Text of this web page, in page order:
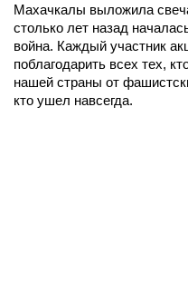
Махачкалы выложила
столько лет назад
война. Каждый участник
поблагодарить всех тех,
нашей страны от
кто ушел навсегда.